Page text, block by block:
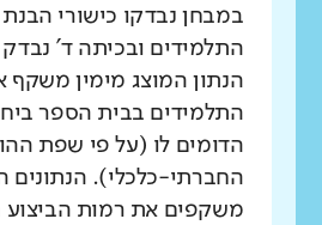
במבחן נבדקו כישורי
התלמידים ובכיתה ד' נבדק
הנתון המוצג מימין משקף
התלמידים בבית הספר
הדומים לו (על פי שפת
החברתי-כלכלי). הנתונים
משקפים את רמות הביצוע